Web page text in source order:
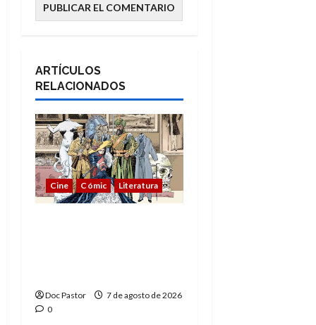
ARTÍCULOS
RELACIONADOS
Cine Cómic Literatura
Doc Pastor
7 de agosto de 2026
0